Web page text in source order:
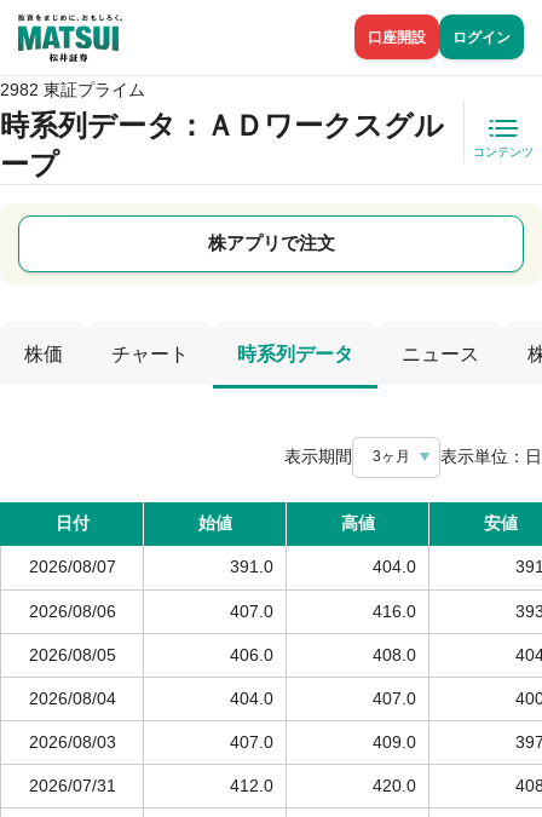
口座開設 ログイン
2982 東証プライム
時系列データ ：ＡＤワークスグル
ープ
コンテンツ
株アプリで注文
株価 チャート 時系列データ ニュース
表示期間 3ヶ月 表示単位： 日
日付 始値 高値 安値
2026/08/07 391.0 404.0
2026/08/06 407.0 416.0
2026/08/05 406.0 408.0
2026/08/04 404.0 407.0
2026/08/03 407.0 409.0
2026/07/31 412.0 420.0